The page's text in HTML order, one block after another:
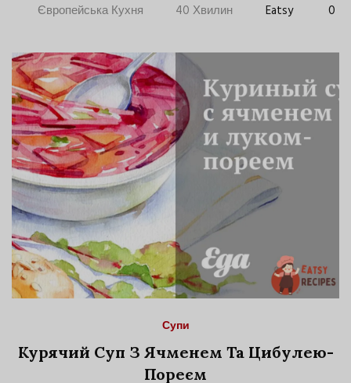
Європейська Кухня 40 Хвилин Eatsy 0
Супи
Курячий Суп З Ячменем Та Цибулею-
Пореєм